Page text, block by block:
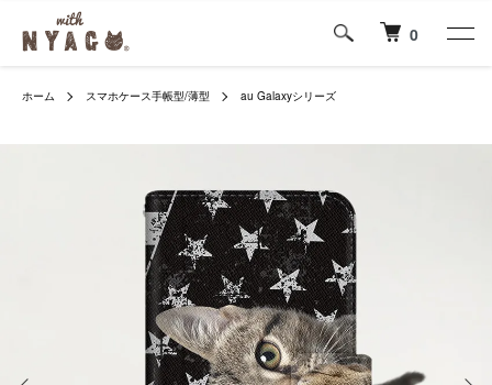
0
ホーム スマホケース手帳型/薄型 au Galaxyシリーズ